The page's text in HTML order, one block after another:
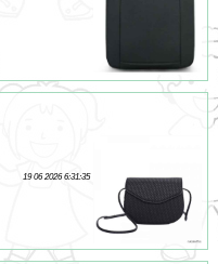
19 06 2026 6:31:35